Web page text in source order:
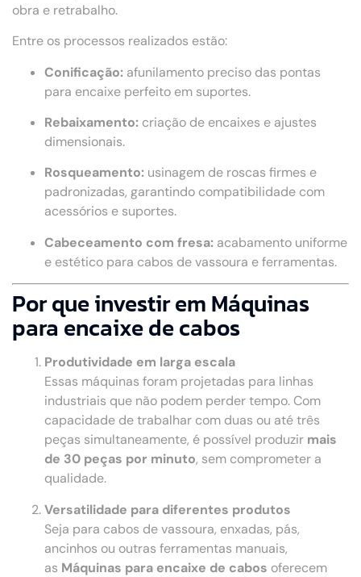
obra e retrabalho.
Entre os processos realizados estão:
Conificação: afunilamento preciso das pontas
para encaixe perfeito em suportes.
Rebaixamento: criação de encaixes e ajustes
dimensionais.
Rosqueamento: usinagem de roscas firmes e
padronizadas, garantindo compatibilidade com
acessórios e suportes.
Cabeceamento com fresa: acabamento uniforme
e estético para cabos de vassoura e ferramentas.
Por que investir em Máquinas
para encaixe de cabos
Produtividade em larga escala
Essas máquinas foram projetadas para linhas
industriais que não podem perder tempo. Com
capacidade de trabalhar com duas ou até três
peças simultaneamente, é possível produzir mais
de 30 peças por minuto, sem comprometer a
qualidade.
Versatilidade para diferentes produtos
Seja para cabos de vassoura, enxadas, pás,
ancinhos ou outras ferramentas manuais,
as Máquinas para encaixe de cabos oferecem